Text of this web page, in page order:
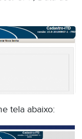
tela abaixo: